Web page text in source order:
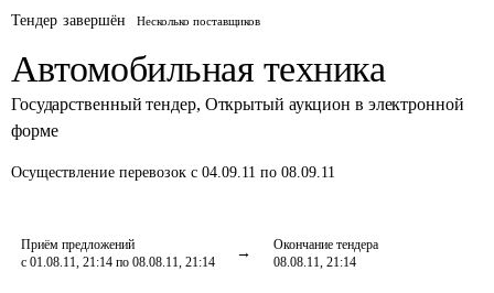
Тендер завершён Несколько поставщиков
Автомобильная техника
Государственный тендер, Открытый аукцион в электронной
форме
Осуществление перевозок с 04.09.11 по 08.09.11
Приём предложений
с 01.08.11, 21:14 по 08.08.11, 21:14
Окончание тендера
08.08.11, 21:14